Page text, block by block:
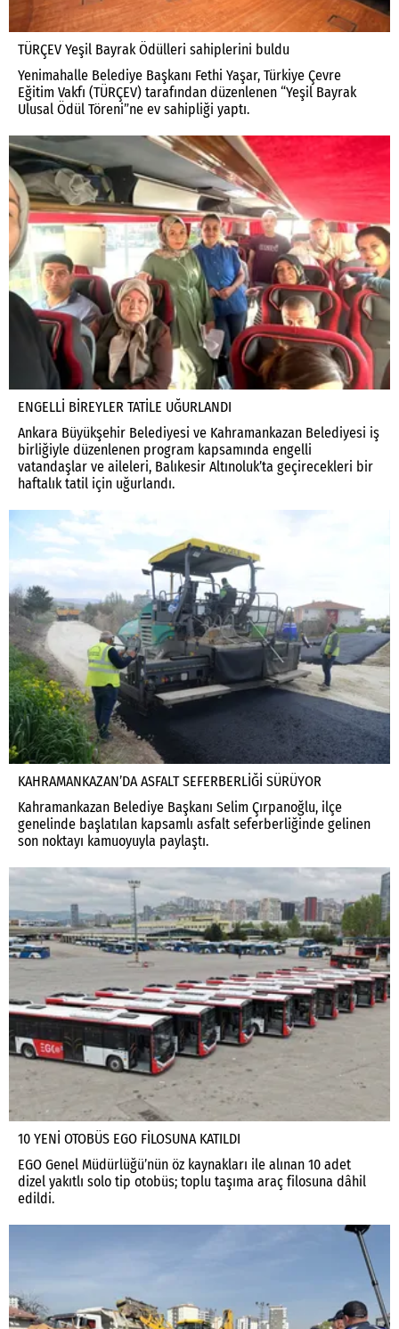
TÜRÇEV Yeşil Bayrak Ödülleri sahiplerini buldu
Yenimahalle Belediye Başkanı Fethi Yaşar, Türkiye Çevre
Eğitim Vakfı (TÜRÇEV) tarafından düzenlenen “Yeşil Bayrak
Ulusal Ödül Töreni”ne ev sahipliği yaptı.
ENGELLİ BİREYLER TATİLE UĞURLANDI
Ankara Büyükşehir Belediyesi ve Kahramankazan Belediyesi iş
birliğiyle düzenlenen program kapsamında engelli
vatandaşlar ve aileleri, Balıkesir Altınoluk’ta geçirecekleri bir
haftalık tatil için uğurlandı.
KAHRAMANKAZAN’DA ASFALT SEFERBERLİĞİ SÜRÜYOR
Kahramankazan Belediye Başkanı Selim Çırpanoğlu, ilçe
genelinde başlatılan kapsamlı asfalt seferberliğinde gelinen
son noktayı kamuoyuyla paylaştı.
10 YENİ OTOBÜS EGO FİLOSUNA KATILDI
EGO Genel Müdürlüğü’nün öz kaynakları ile alınan 10 adet
dizel yakıtlı solo tip otobüs; toplu taşıma araç filosuna dâhil
edildi.